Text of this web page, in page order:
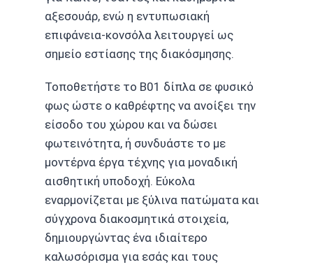
αξεσουάρ, ενώ η εντυπωσιακή
επιφάνεια-κονσόλα λειτουργεί ως
σημείο εστίασης της διακόσμησης.
Τοποθετήστε το B01 δίπλα σε φυσικό
φως ώστε ο καθρέφτης να ανοίξει την
είσοδο του χώρου και να δώσει
φωτεινότητα, ή συνδυάστε το με
μοντέρνα έργα τέχνης για μοναδική
αισθητική υποδοχή. Εύκολα
εναρμονίζεται με ξύλινα πατώματα και
σύγχρονα διακοσμητικά στοιχεία,
δημιουργώντας ένα ιδιαίτερο
καλωσόρισμα για εσάς και τους